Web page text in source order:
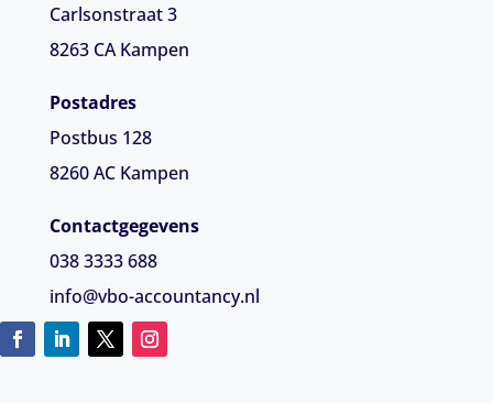
Carlsonstraat 3
8263 CA Kampen
Postadres
Postbus 128
8260 AC Kampen
Contactgegevens
038 3333 688
info@vbo-accountancy.nl